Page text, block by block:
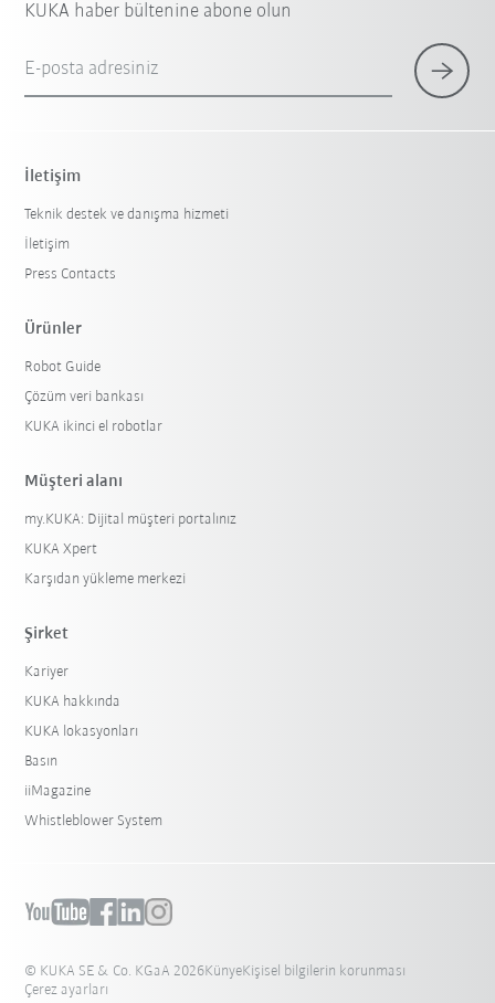
KUKA haber bültenine abone olun
E-posta adresiniz
İletişim
Teknik destek ve danışma hizmeti
İletişim
Press Contacts
Ürünler
Robot Guide
Çözüm veri bankası
KUKA ikinci el robotlar
Müşteri alanı
my.KUKA: Dijital müşteri portalınız
KUKA Xpert
Karşıdan yükleme merkezi
Şirket
Kariyer
KUKA hakkında
KUKA lokasyonları
Basın
iiMagazine
Whistleblower System
© KUKA SE & Co. KGaA 2026KünyeKişisel bilgilerin korunması
Çerez ayarları